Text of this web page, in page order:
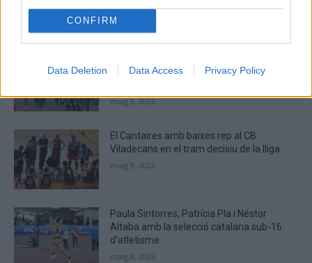
CONFIRM
Data Deletion Data Access Privacy Policy
maig 9, 2026
Argilers diumenge 10 de maig amb dos
maig 9, 2026
El Cantaires amb baixes rep al CB
Viladecans en el tram decisiu de la lliga
maig 9, 2026
Paula Sintorres, Patrícia Pla i Néstor
Altaba amb la selecció catalana sub-16
d’atletisme
maig 8, 2026